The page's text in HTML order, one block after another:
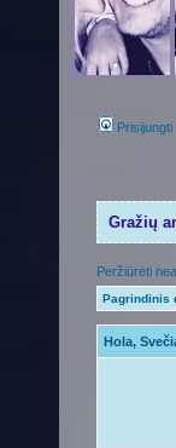
Prisijungti
Gražių
Peržiūrėti
Pagrindinis
Hola,